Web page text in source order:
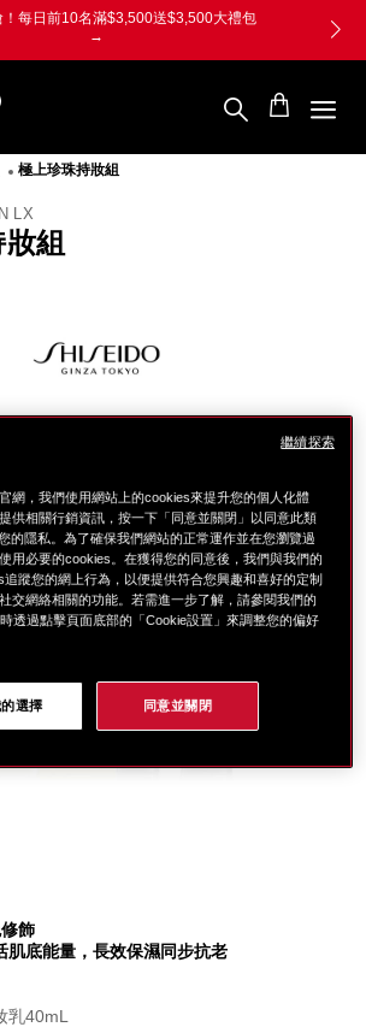
每日前10名滿$3,500送$3,500大禮包
→
極上珍珠持妝組
LX
組
飾
肌底能量，長效保濕同步抗老
乳40mL
網，我們使用網站上的cookies來提升您的個人化體
供相關行銷資訊，按一下「同意並關閉」以同意此類
的隱私。為了確保我們網站的正常運作並在您瀏覽過
用必要的cookies。在獲得您的同意後，我們與我們的
蹤您的網上行為，以便提供符合您興趣和喜好的定制
交網絡相關的功能。若需進一步了解，請參閱我們的
透過點擊頁面底部的「Cookie設置」來調整您的偏好
選擇 同意並關閉
繼續探索